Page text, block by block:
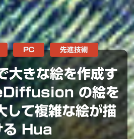
大きな絵を作成す
の絵を
して複雑な絵が描
る Hua
PC 先進技術